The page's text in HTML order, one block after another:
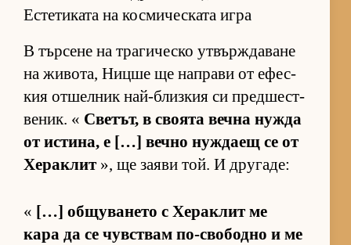
Естетиката на космическата игра
В тър­сене на тра­ги­ческо ут­вър­ж­да­ване
на жи­во­та, Ницше ще нап­рави от ефес­
кия от­шел­ник най-близ­кия си пред­шес­т­
ве­ник. « Све­тът, в сво­ята вечна нужда
от ис­ти­на, е […] вечно нуж­даещ се от
Хе­рак­лит », ще за­яви той. И дру­га­де:
« […] об­щу­ва­нето с Хе­рак­лит ме
кара да се чув­с­т­вам по-сво­бодно и ме